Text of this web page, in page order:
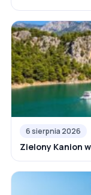
6 sierpnia 2026
Zielony Kanion